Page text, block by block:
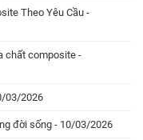
Theo Yêu Cầu -
chất composite -
03/2026
đời sống - 10/03/2026